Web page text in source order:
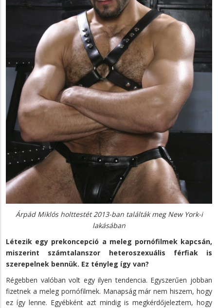
Árpád Miklós holttestét 2013-ban találták meg New York-i
lakásában
Létezik egy prekoncepció a meleg pornófilmek kapcsán,
miszerint számtalanszor heteroszexuális férfiak is
szerepelnek bennük. Ez tényleg így van?
Régebben valóban volt egy ilyen tendencia. Egyszerűen jobban
fizetnek a meleg pornófilmek. Manapság már nem hiszem, hogy
ez így lenne. Egyébként azt mindig is megkérdőjeleztem, hogy